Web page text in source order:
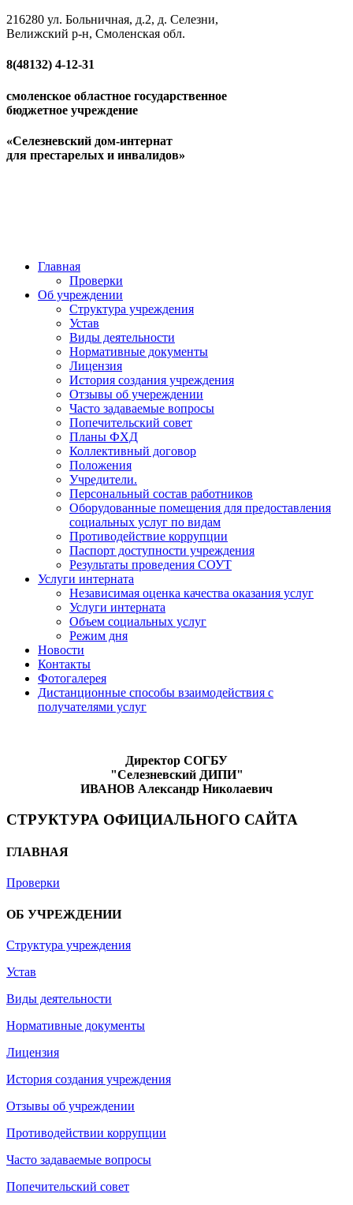
216280 ул. Больничная, д.2, д. Селезни,
Велижский р-н, Смоленская обл.
8(48132) 4-12-31
смоленское областное государственное
бюджетное учреждение
«Селезневский дом-интернат
для престарелых и инвалидов»
Главная
Проверки
Об учреждении
Структура учреждения
Устав
Виды деятельности
Нормативные документы
Лицензия
История создания учреждения
Отзывы об учереждении
Часто задаваемые вопросы
Попечительский совет
Планы ФХД
Коллективный договор
Положения
Учредители.
Персональный состав работников
Оборудованные помещения для предоставления
социальных услуг по видам
Противодействие коррупции
Паспорт доступности учреждения
Результаты проведения СОУТ
Услуги интерната
Независимая оценка качества оказания услуг
Услуги интерната
Объем социальных услуг
Режим дня
Новости
Контакты
Фотогалерея
Дистанционные способы взаимодействия с
получателями услуг
Директор СОГБУ
"Селезневский ДИПИ"
ИВАНОВ Александр Николаевич
СТРУКТУРА ОФИЦИАЛЬНОГО САЙТА
ГЛАВНАЯ
Проверки
ОБ УЧРЕЖДЕНИИ
Структура учреждения
Устав
Виды деятельности
Нормативные документы
Лицензия
История создания учреждения
Отзывы об учреждении
Противодействии коррупции
Часто задаваемые вопросы
Попечительский совет